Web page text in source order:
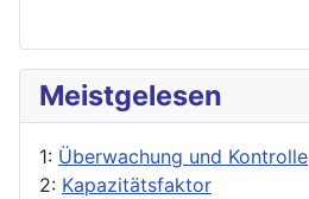
Meistgelesen
1: Überwachung und Kontrolle
2: Kapazitätsfaktor